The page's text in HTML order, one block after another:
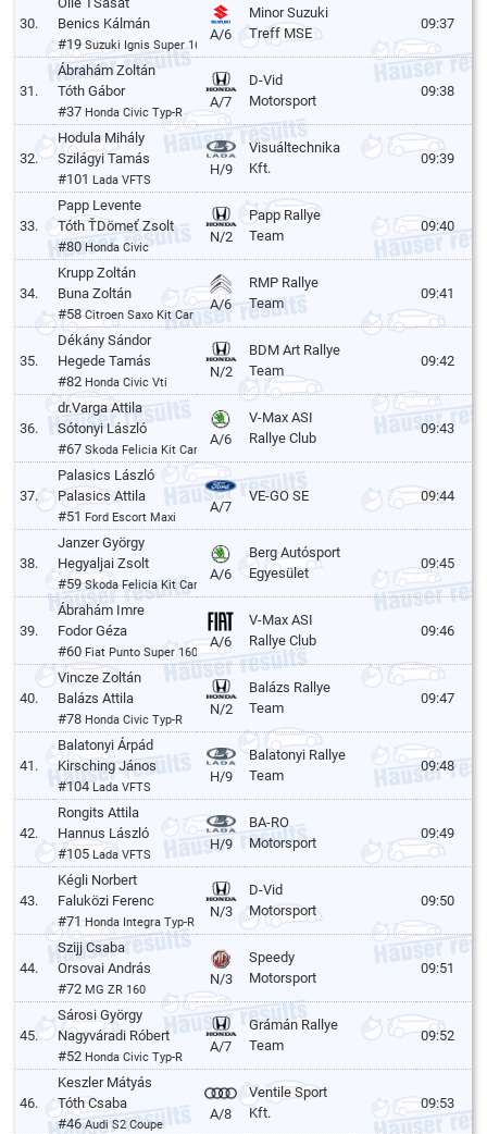
30.
Benics Kálmán
#19Suzuki Ignis Super 1600
A/6
Minor Suzuki
Treff MSE
09:37
31.
Ábrahám Zoltán
Tóth Gábor
#37 Honda Civic Typ-R
A/7
D-Vid
Motorsport
09:38
32.
Hodula Mihály
Szilágyi Tamás
#101 Lada VFTS
H/9
Visuáltechnika
Kft.
09:39
33.
Papp Levente
Tóth ŤDömeť Zsolt
#80Honda Civic
N/2
Papp Rallye
Team
09:40
34.
Krupp Zoltán
Buna Zoltán
#58Citroen Saxo Kit Car
A/6
RMP Rallye
Team
09:41
35.
Dékány Sándor
Hegede Tamás
#82 Honda Civic Vti
N/2
BDM Art Rallye
Team
09:42
36.
dr.Varga Attila
Sótonyi László
#67Skoda Felicia Kit Car
A/6
V-Max ASI
Rallye Club
09:43
37.
Palasics László
Palasics Attila
#51 Ford Escort Maxi
A/7
VE-GO SE 09:44
38.
Janzer György
Hegyaljai Zsolt
#59Skoda Felicia Kit Car
A/6
Berg Autósport
Egyesület
09:45
39.
Ábrahám Imre
Fodor Géza
#60 Fiat Punto Super 1600
A/6
V-Max ASI
Rallye Club
09:46
40.
Vincze Zoltán
Balázs Attila
#78 Honda Civic Typ-R
N/2
Balázs Rallye
Team
09:47
41.
Balatonyi Árpád
Kirsching János
#104 Lada VFTS
H/9
Balatonyi Rallye
Team
09:48
42.
Rongits Attila
Hannus László
#105Lada VFTS
H/9
BA-RO
Motorsport
09:49
43.
Kégli Norbert
Faluközi Ferenc
#71Honda Integra Typ-R
N/3
D-Vid
Motorsport
09:50
44.
Szijj Csaba
Orsovai András
#72 MG ZR 160
N/3
Speedy
Motorsport
09:51
45.
Sárosi György
Nagyváradi Róbert
#52 Honda Civic Typ-R
A/7
Grámán Rallye
Team
09:52
46.
Keszler Mátyás
Tóth Csaba
#46Audi S2 Coupe
A/8
Ventile Sport
Kft.
09:53